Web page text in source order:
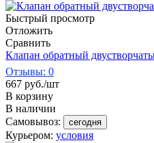
Быстрый просмотр
Отложить
Сравнить
Клапан обратный
Отзывы: 0
667 руб./шт
В корзину
В наличии
Самовывоз:
сегодня
Курьером: условия